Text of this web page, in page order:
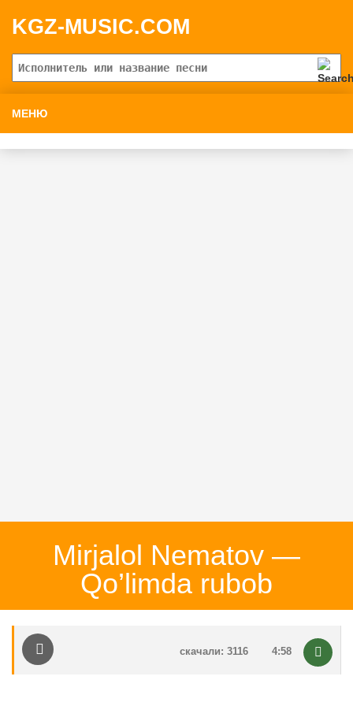
KGZ-MUSIC.COM
МЕНЮ
Mirjalol Nematov —
Qo’limda rubob
4:58
скачали: 3116